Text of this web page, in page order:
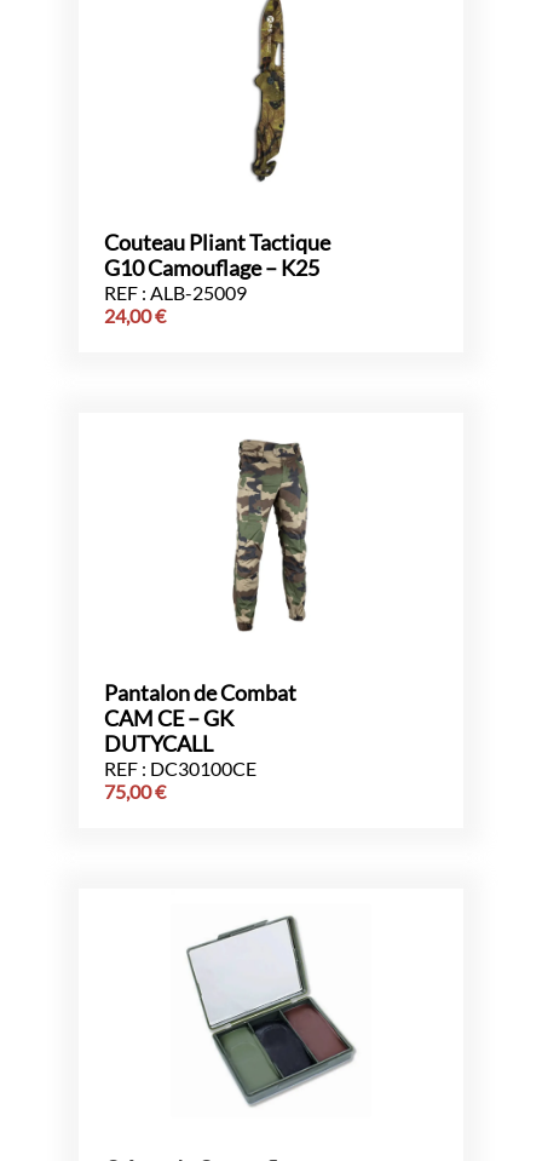
Couteau Pliant Tactique
G10 Camouflage – K25
REF : ALB-25009
24,00€
Pantalon de Combat
CAM CE – GK
DUTYCALL
REF : DC30100CE
75,00€